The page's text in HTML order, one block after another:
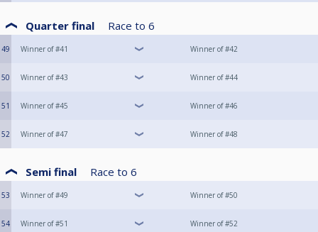
Quarter final Race to 6
49 Winner of #41 Winner of #42
50 Winner of #43 Winner of #44
51 Winner of #45 Winner of #46
52 Winner of #47 Winner of #48
Semi final Race to 6
53 Winner of #49 Winner of #50
54 Winner of #51 Winner of #52